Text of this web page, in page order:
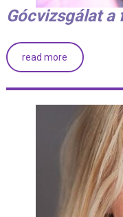
Gócvizsgálat a
read more